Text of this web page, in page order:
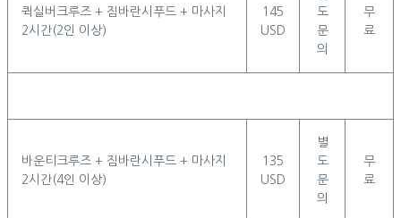
퀵실버크루즈 + 짐바란시푸드 + 마사지
2시간(2인 이상)
145
USD
도
문
의
무
료
바운티크루즈 + 짐바란시푸드 + 마사지
2시간(4인 이상)
135
USD
별
도
문
의
무
료